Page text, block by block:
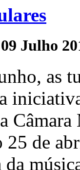
Julho
as
de